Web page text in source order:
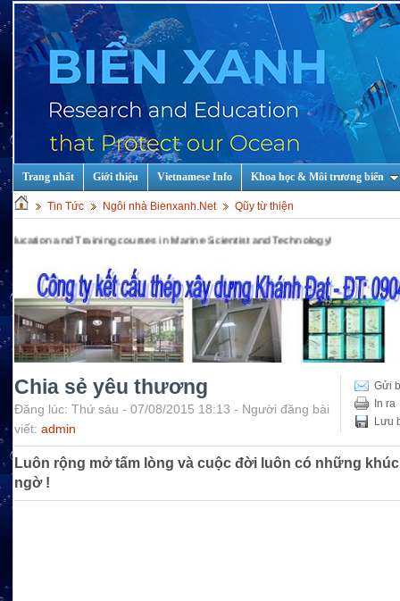
Trang nhất Giới thiệu Vietnamese Info Khoa học & Môi trương biển
Tin Tức Ngôi nhà Bienxanh.Net Qũy từ thiện
and Training courses in Marine Scientist and Technology!
Gửi
In ra
Lưu
Chia sẻ yêu thương
Đăng lúc: Thứ sáu - 07/08/2015 18:13 - Người đăng bài
viết: admin
Luôn rộng mở tấm lòng và cuộc đời luôn có những
ngờ !